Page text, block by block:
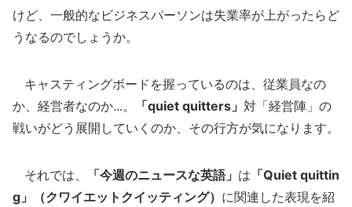
けど、一般的なビジネスパーソンは失業率が上がったらど
うなるのでしょうか。
キャスティングボードを握っているのは、従業員なの
か、経営者なのか...。
「quiet quitters」 対「経営陣」の
戦いがどう展開していくのか、その行方が気になります。
それでは、 「今週のニュースな英語」 は 「Quiet quittin
g」（クワイエットクイッティング） に関連した表現を紹